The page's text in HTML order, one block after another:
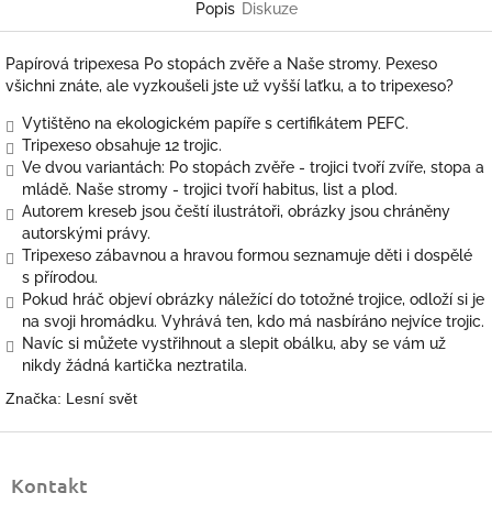
Popis Diskuze
Papírová tripexesa Po stopách zvěře a Naše stromy. Pexeso
všichni znáte, ale vyzkoušeli jste už vyšší laťku, a to tripexeso?
Vytištěno na ekologickém papíře s certifikátem PEFC.
Tripexeso obsahuje 12 trojic.
Ve dvou variantách: Po stopách zvěře - trojici tvoří zvíře, stopa a
mládě. Naše stromy - trojici tvoří habitus, list a plod.
Autorem kreseb jsou čeští ilustrátoři, obrázky jsou chráněny
autorskými právy.
Tripexeso zábavnou a hravou formou seznamuje děti i dospělé
s přírodou.
Pokud hráč objeví obrázky náležící do totožné trojice, odloží si je
na svoji hromádku. Vyhrává ten, kdo má nasbíráno nejvíce trojic.
Navíc si můžete vystřihnout a slepit obálku, aby se vám už
nikdy žádná kartička neztratila.
Značka: Lesní svět
Kontakt